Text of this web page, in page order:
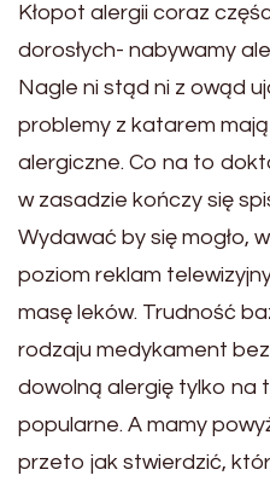
Kłopot alergii coraz
dorosłych- nabywamy
Nagle ni stąd ni z owąd
problemy z katarem
alergiczne. Co na to
w zasadzie kończy się
Wydawać by się mogło,
poziom reklam
masę leków. Trudność
rodzaju medykament
dowolną alergię tylko na
popularne. A mamy
przeto jak stwierdzić,